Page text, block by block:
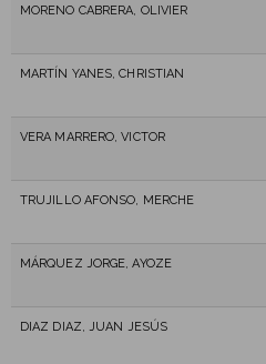
MORENO CABRERA, OLIVIER
MARTÍN YANES, CHRISTIAN
VERA MARRERO, VICTOR
TRUJILLO AFONSO, MERCHE
MÁRQUEZ JORGE, AYOZE
DIAZ DIAZ, JUAN JESÚS